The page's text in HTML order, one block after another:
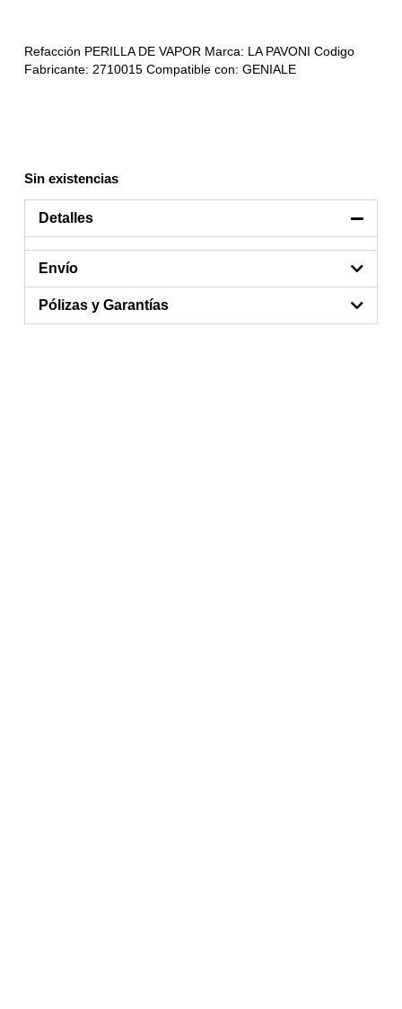
Refacción PERILLA DE VAPOR Marca: LA PAVONI Codigo
Fabricante: 2710015 Compatible con: GENIALE
Sin existencias
Detalles
Envío
Pólizas y Garantías